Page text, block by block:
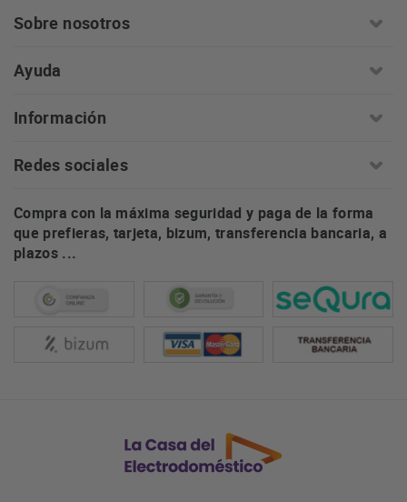
Sobre nosotros
Ayuda
Información
Redes sociales
Compra con la máxima seguridad y paga de la forma
que prefieras, tarjeta, bizum, transferencia bancaria, a
plazos ...